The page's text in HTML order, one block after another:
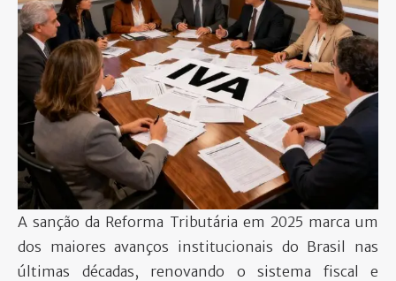
PARTICIPE
A sanção da Reforma Tributária em 2025 marca um
dos maiores avanços institucionais do Brasil nas
últimas décadas, renovando o sistema fiscal e